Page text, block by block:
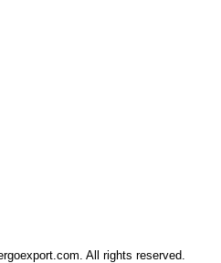
All rights reserved.